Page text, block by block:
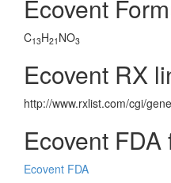
Ecovent
C13H21 NO3
Ecovent RX
http://www.rxlist.com/cgi/
Ecovent FDA
Ecovent FDA